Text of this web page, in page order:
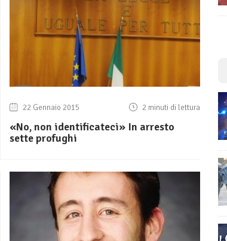
22 Gennaio 2015 2 minuti di lettura
«No, non identificateci» In arresto
sette profughi